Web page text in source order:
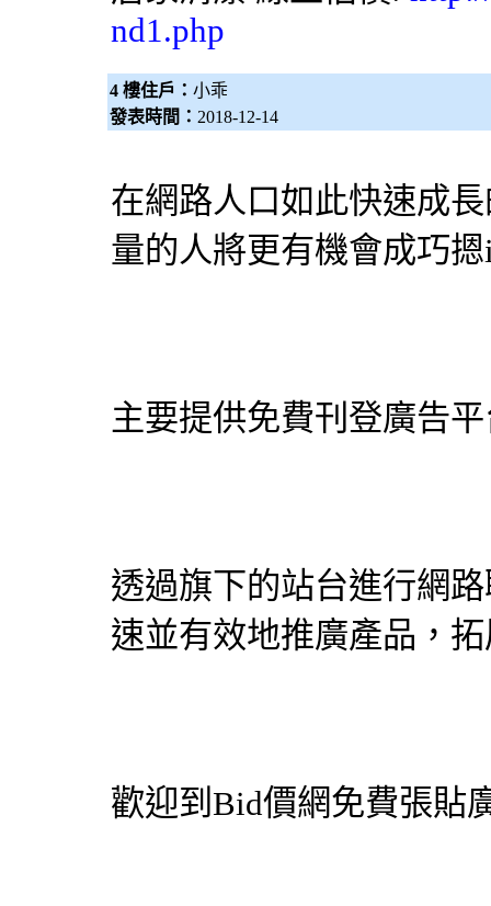
nd1.php
4 樓住戶： 小乖
發表時間： 2018-12-14
在網路人口如此快速成
量的人將更有機會成巧
主要提供免費刊登廣告
透過旗下的站台進行網
速並有效地推廣產品，
歡迎到 Bid價網免費張貼